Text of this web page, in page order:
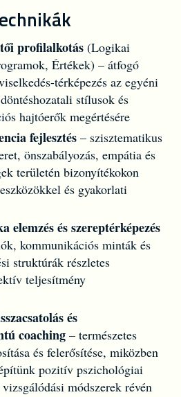
profilalkotás(Logikai
Értékek) – átfogó
térképezés az egyéni
stílusok és
hajtóerők megértésére
fejlesztés– szisztematikus
önszabályozás, empátia és
területén bizonyítékokon
és gyakorlati
elemzés és szereptérképezés
kommunikációs minták és
struktúrák részletes
teljesítmény
és
coaching– természetes
és felerősítése, miközben
pozitív pszichológiai
módszerek révén